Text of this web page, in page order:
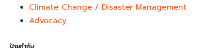
Climate Change / Disaster Management
Advocacy
ป้ายกำกับ